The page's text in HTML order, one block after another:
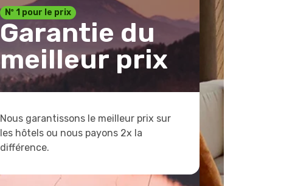
Nº 1 pour le prix
Garantie du
meilleur prix
Nous garantissons le meilleur prix sur
les hôtels ou nous payons 2x la
différence.